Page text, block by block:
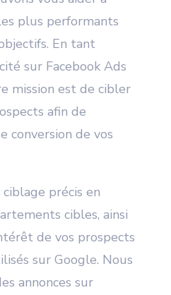
plus performants
En tant
sur Facebook Ads
mission est de cibler
afin de
conversion de vos
précis en
cibles, ainsi
de vos prospects
sur Google. Nous
annonces sur